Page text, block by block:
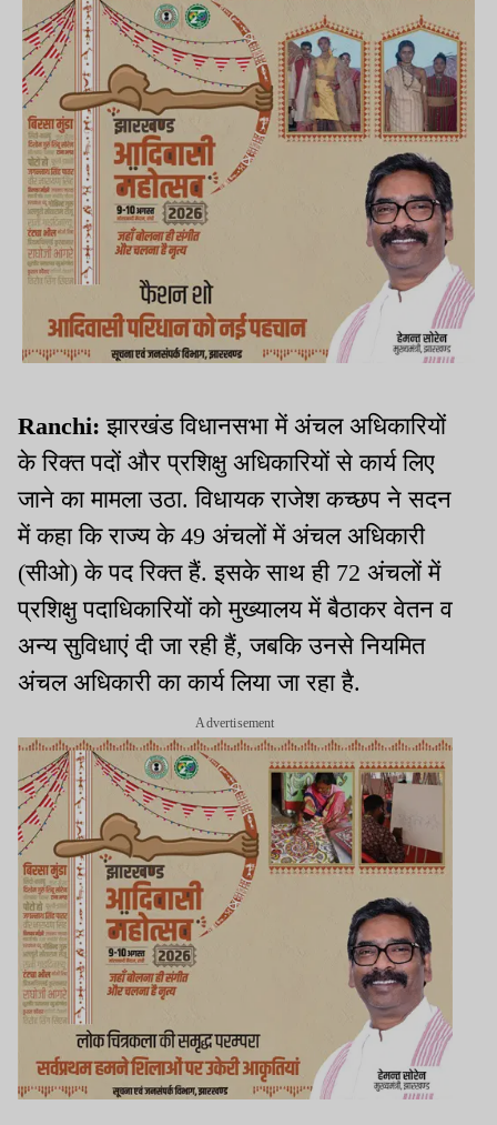
Ranchi: झारखंड विधानसभा में अंचल अधिकारियों
के रिक्त पदों और प्रशिक्षु अधिकारियों से कार्य लिए
जाने का मामला उठा. विधायक राजेश कच्छप ने सदन
में कहा कि राज्य के 49 अंचलों में अंचल अधिकारी
(सीओ) के पद रिक्त हैं. इसके साथ ही 72 अंचलों में
प्रशिक्षु पदाधिकारियों को मुख्यालय में बैठाकर वेतन व
अन्य सुविधाएं दी जा रही हैं, जबकि उनसे नियमित
अंचल अधिकारी का कार्य लिया जा रहा है.
Advertisement